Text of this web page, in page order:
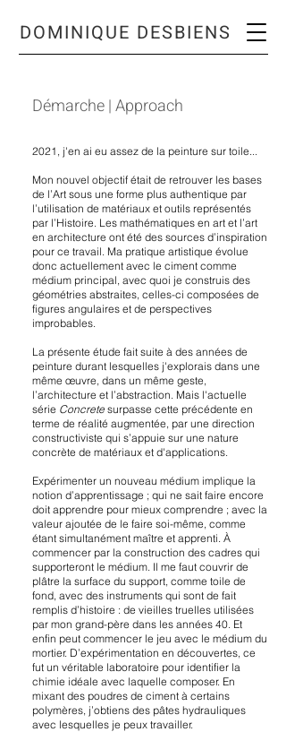
DOMINIQUE DESBIENS
Démarche | Approach
2021, j'en ai eu assez de la peinture sur toile...
Mon nouvel objectif était de retrouver les bases
de l’Art sous une forme plus authentique par
l’utilisation de matériaux et outils représentés
par l’Histoire. Les mathématiques en art et l’art
en architecture ont été des sources d’inspiration
pour ce travail. Ma pratique artistique évolue
donc actuellement avec le ciment comme
médium principal, avec quoi je construis des
géométries abstraites, celles-ci composées de
figures angulaires et de perspectives
improbables.
La présente étude fait suite à des années de
peinture durant lesquelles j'explorais dans une
même œuvre, dans un même geste,
l’architecture et l’abstraction. Mais l'actuelle
série Concrete surpasse cette précédente en
terme de réalité augmentée, par une direction
constructiviste qui s’appuie sur une nature
concrète de matériaux et d'applications.
Expérimenter un nouveau médium implique la
notion d’apprentissage ; qui ne sait faire encore
doit apprendre pour mieux comprendre ; avec la
valeur ajoutée de le faire soi-même, comme
étant simultanément maître et apprenti. À
commencer par la construction des cadres qui
supporteront le médium. Il me faut couvrir de
plâtre la surface du support, comme toile de
fond, avec des instruments qui sont de fait
remplis d’histoire : de vieilles truelles utilisées
par mon grand-père dans les années 40. Et
enfin peut commencer le jeu avec le médium du
mortier. D’expérimentation en découvertes, ce
fut un véritable laboratoire pour identifier la
chimie idéale avec laquelle composer. En
mixant des poudres de ciment à certains
polymères, j’obtiens des pâtes hydrauliques
avec lesquelles je peux travailler.